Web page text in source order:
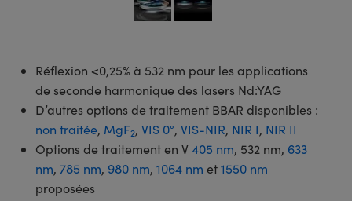
par Pulvérisation Ionique
Zoom
Optomécaniques pour Caméras
Systems
Réflexion <0,25% à 532 nm pour les applications
de seconde harmonique des lasers Nd:YAG
D’autres options de traitement BBAR disponibles :
non traitée, MgF2, VIS 0°, VIS-NIR, NIR I, NIR II
Options de traitement en V405 nm, 532 nm, 633
nm, 785 nm, 980 nm, 1064 nm et1550 nm
proposées